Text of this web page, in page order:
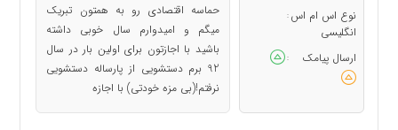
نوع اس ام اس :
انگلیسی
ارسال پیامک
:
حماسه اقتصادی رو به همتون تبریک
میگم و امیدوارم سال خوبی داشته
باشید با اجازتون برای اولین بار در سال
92 برم دستشویی از پارساله دستشویی
نرفتم!(بی مزه خودتی) با اجازه